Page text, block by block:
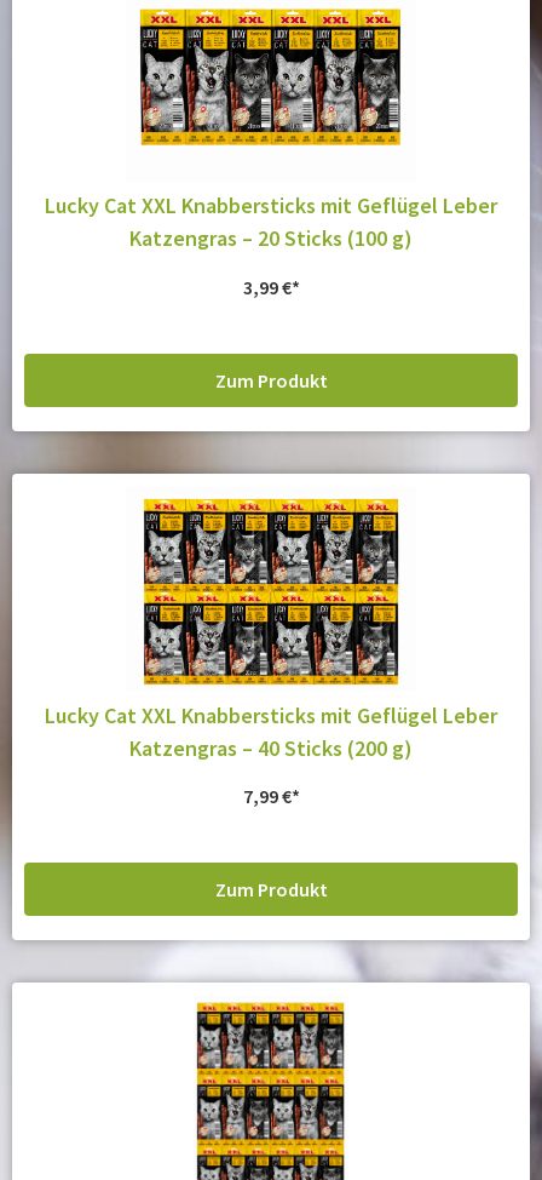
Lucky Cat XXL Knabbersticks mit Geflügel Leber
Katzengras – 20 Sticks (100 g)
3,99€
Zum Produkt
Lucky Cat XXL Knabbersticks mit Geflügel Leber
Katzengras – 40 Sticks (200 g)
7,99€
Zum Produkt